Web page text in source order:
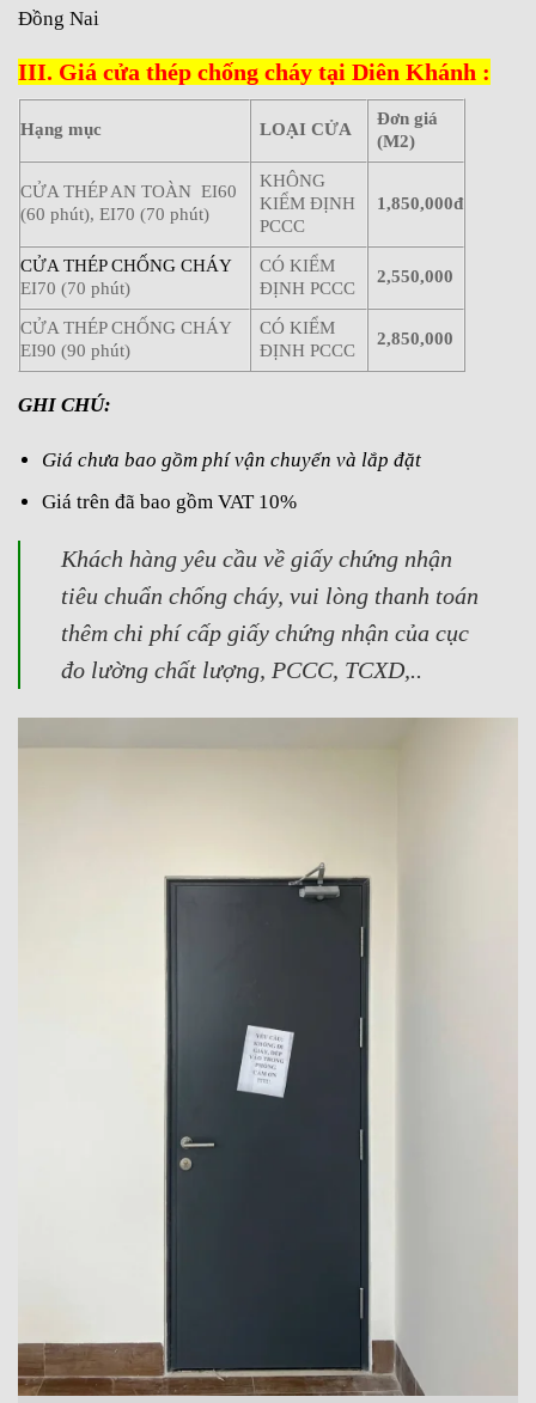
Đồng Nai
III. Giá cửa thép chống cháy tại Diên Khánh :
Hạng mục LOẠI CỬA
Đơn giá
(M2)
CỬA THÉP AN TOÀN EI60
(60 phút), EI70 (70 phút)
KHÔNG
KIỂM ĐỊNH
PCCC
1,850,000đ
CỬA THÉP CHỐNG CHÁY
EI70 (70 phút)
CÓ KIỂM
ĐỊNH PCCC
2,550,000
CỬA THÉP CHỐNG CHÁY
EI90 (90 phút)
CÓ KIỂM
ĐỊNH PCCC
2,850,000
GHI CHÚ:
Giá chưa bao gồm phí vận chuyển và lắp đặt
Giá trên đã bao gồm VAT 10%
Khách hàng yêu cầu về giấy chứng nhận
tiêu chuẩn chống cháy, vui lòng thanh toán
thêm chi phí cấp giấy chứng nhận của cục
đo lường chất lượng, PCCC, TCXD,..